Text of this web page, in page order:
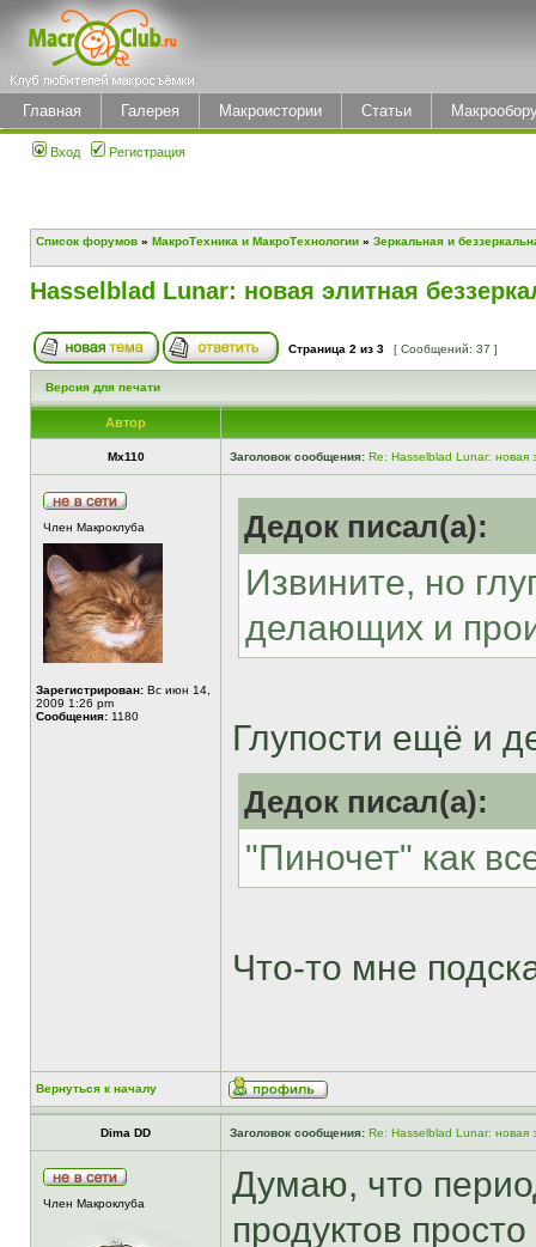
Главная Галерея Макроистории Статьи
Вход Регистрация
Список форумов » МакроТехника и МакроТехнологии » Зеркальная и
Hasselblad Lunar: новая элитная
Страница 2 из 3 [ Сообщений: 37 ]
Версия для печати
Автор
Mx110 Заголовок сообщения: Re: Hasselblad Lunar: новая
Член Макроклуба
Зарегистрирован: Вс июн 14,
2009 1:26 pm
Сообщения: 1180
Дедок писал(а):
Извините, но
делающих и
Глупости ещё и
Дедок писал(а):
"Пиночет" как
Что-то мне
Вернуться к началу
Dima DD Заголовок сообщения: Re: Hasselblad Lunar: новая
Член Макроклуба
Думаю, что
продуктов